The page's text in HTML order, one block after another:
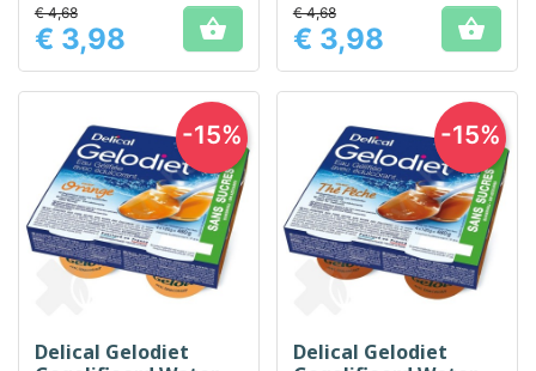
Prijs
€ 4,68
€ 3,98 
slikstoornissen
Prijs
€ 4,68
€ 3,98 
Delical Gelodiet
-15%
Delical Gelodiet
-15%